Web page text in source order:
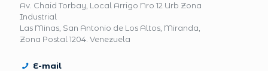
Av. Chaid Torbay, Local Arrigo Nro 12 Urb Zona
Industrial
Las Minas, San Antonio de Los Altos, Miranda,
Zona Postal 1204. Venezuela
E-mail